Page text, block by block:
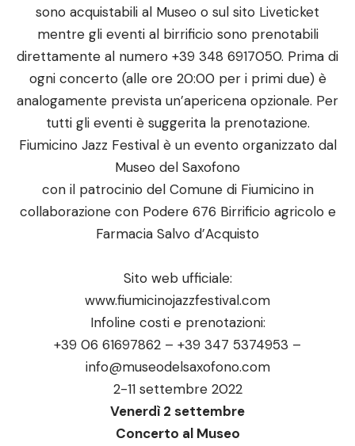
sono acquistabili al Museo o sul sito Liveticket
mentre gli eventi al birrificio sono prenotabili
direttamente al numero +39 348 6917050. Prima di
ogni concerto (alle ore 20:00 per i primi due) è
analogamente prevista un’apericena opzionale. Per
tutti gli eventi è suggerita la prenotazione.
Fiumicino Jazz Festival è un evento organizzato dal
Museo del Saxofono
con il patrocinio del Comune di Fiumicino in
collaborazione con Podere 676 Birrificio agricolo e
Farmacia Salvo d’Acquisto
Sito web ufficiale:
www.fiumicinojazzfestival.com
Infoline costi e prenotazioni:
+39 06 61697862 – +39 347 5374953 –
info@museodelsaxofono.com
2-11 settembre 2022
Venerdì 2 settembre
Concerto al Museo